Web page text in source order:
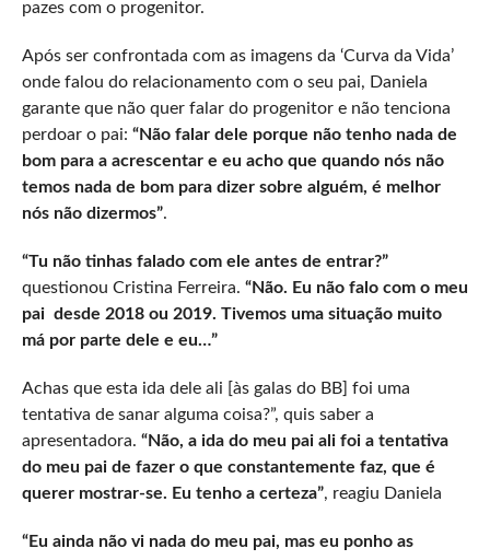
pazes com o progenitor.
Após ser confrontada com as imagens da ‘Curva da Vida’
onde falou do relacionamento com o seu pai, Daniela
garante que não quer falar do progenitor e não tenciona
perdoar o pai: “Não falar dele porque não tenho nada de
bom para a acrescentar e eu acho que quando nós não
temos nada de bom para dizer sobre alguém, é melhor
nós não dizermos”.
“Tu não tinhas falado com ele antes de entrar?”
questionou Cristina Ferreira. “Não. Eu não falo com o meu
pai desde 2018 ou 2019. Tivemos uma situação muito
má por parte dele e eu…”
Achas que esta ida dele ali [às galas do BB] foi uma
tentativa de sanar alguma coisa?”, quis saber a
apresentadora. “Não, a ida do meu pai ali foi a tentativa
do meu pai de fazer o que constantemente faz, que é
querer mostrar-se. Eu tenho a certeza”, reagiu Daniela
“Eu ainda não vi nada do meu pai, mas eu ponho as